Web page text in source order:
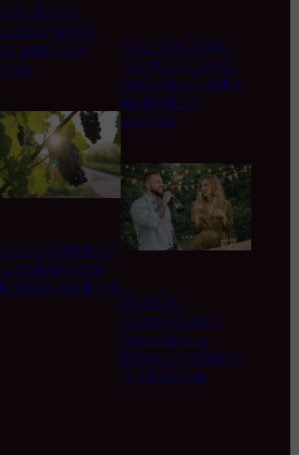
& CBD : Le
mariage
sens et du
conséquences
réchauffement
sur le vin
Quel rosé boire
cet été ? Le grand
guide des 5 styles,
moments et
accords
L’Horloge
Champenoise :
Apprendre à
Déguster les Bulles
au Fil du Jour